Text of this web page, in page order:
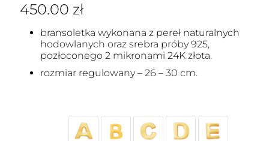
450.00 zł
bransoletka wykonana z pereł naturalnych
hodowlanych oraz srebra próby 925,
pozłoconego 2 mikronami 24K złota.
rozmiar regulowany – 26 – 30 cm.